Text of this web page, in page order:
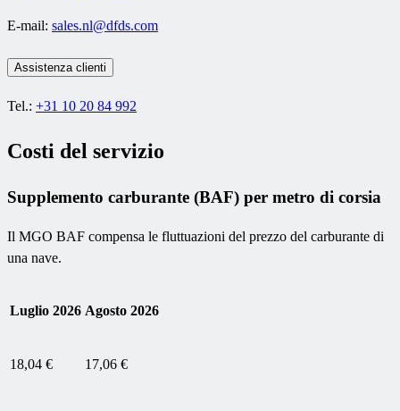
E-mail: sales.nl@dfds.com
Assistenza clienti
Tel.: +31 10 20 84 992
Costi del servizio
Supplemento carburante (BAF) per metro di corsia
Il MGO BAF compensa le fluttuazioni del prezzo del carburante di
una nave.
Luglio 2026 Agosto 2026
18,04 € 17,06 €